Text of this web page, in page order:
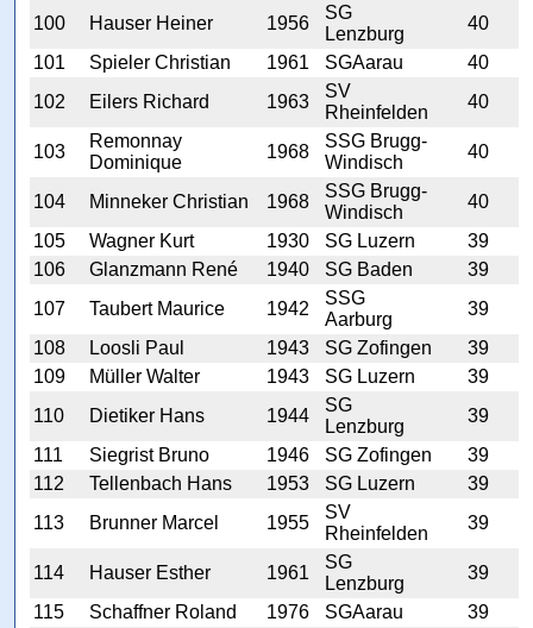
100 Hauser Heiner 1956
SG
Lenzburg
40
101
Spieler Christian 1961 SGAarau
40
102
Eilers Richard 1963
SV
Rheinfelden
40
103
Remonnay
Dominique
1968
SSG Brugg-
Windisch
40
104 Minneker Christian 1968
SSG Brugg-
Windisch
40
105
Wagner Kurt 1930 SG Luzern
39
106
Glanzmann René 1940 SG Baden
39
107
Taubert Maurice 1942
SSG
Aarburg
39
108
Loosli Paul 1943 SG Zofingen
39
109
Müller Walter 1943 SG Luzern
39
110
Dietiker Hans 1944
SG
Lenzburg
39
111
Siegrist Bruno 1946 SG Zofingen
39
112
Tellenbach Hans 1953 SG Luzern
39
113
Brunner Marcel 1955
SV
Rheinfelden
39
114 Hauser Esther 1961
SG
Lenzburg
39
115
Schaffner Roland 1976 SGAarau 39